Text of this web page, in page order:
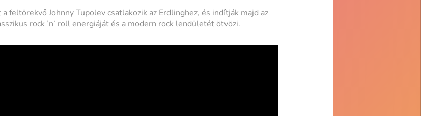
feltörekvő Johnny Tupolev csatlakozik az Erdlinghez, és indítják majd az
rock ’n’ roll energiáját és a modern rock lendületét ötvözi.